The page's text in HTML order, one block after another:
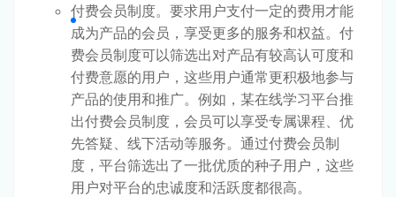
付费会员制度。要求用户支付一定的费用才能
成为产品的会员，享受更多的服务和权益。付
费会员制度可以筛选出对产品有较高认可度和
付费意愿的用户，这些用户通常更积极地参与
产品的使用和推广。例如，某在线学习平台推
出付费会员制度，会员可以享受专属课程、优
先答疑、线下活动等服务。通过付费会员制
度，平台筛选出了一批优质的种子用户，这些
用户对平台的忠诚度和活跃度都很高。